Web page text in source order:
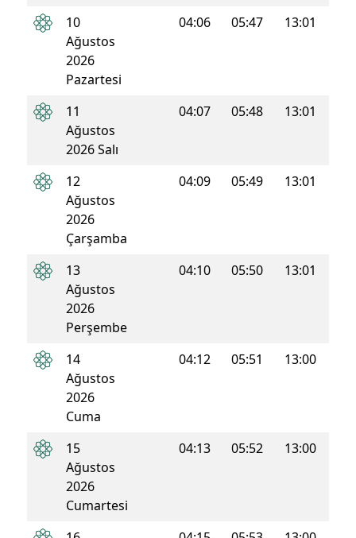
10
Ağustos
2026
Pazartesi
04:06 05:47 13:01
11
Ağustos
2026 Salı
04:07 05:48 13:01
12
Ağustos
2026
Çarşamba
04:09 05:49 13:01
13
Ağustos
2026
Perşembe
04:10 05:50 13:01
14
Ağustos
2026
Cuma
04:12 05:51 13:00
15
Ağustos
2026
Cumartesi
04:13 05:52 13:00